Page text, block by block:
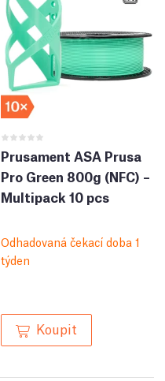
Prusament ASA Prusa
Pro Green 800g (NFC) –
Multipack 10 pcs
Odhadovaná čekací doba 1
týden
Koupit